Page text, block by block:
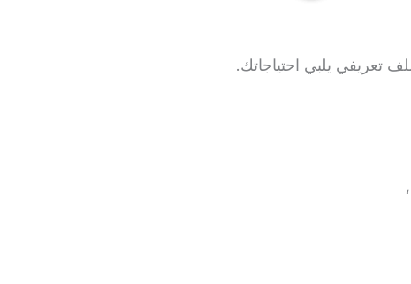
تعريفي يلبي احتياجاتك.